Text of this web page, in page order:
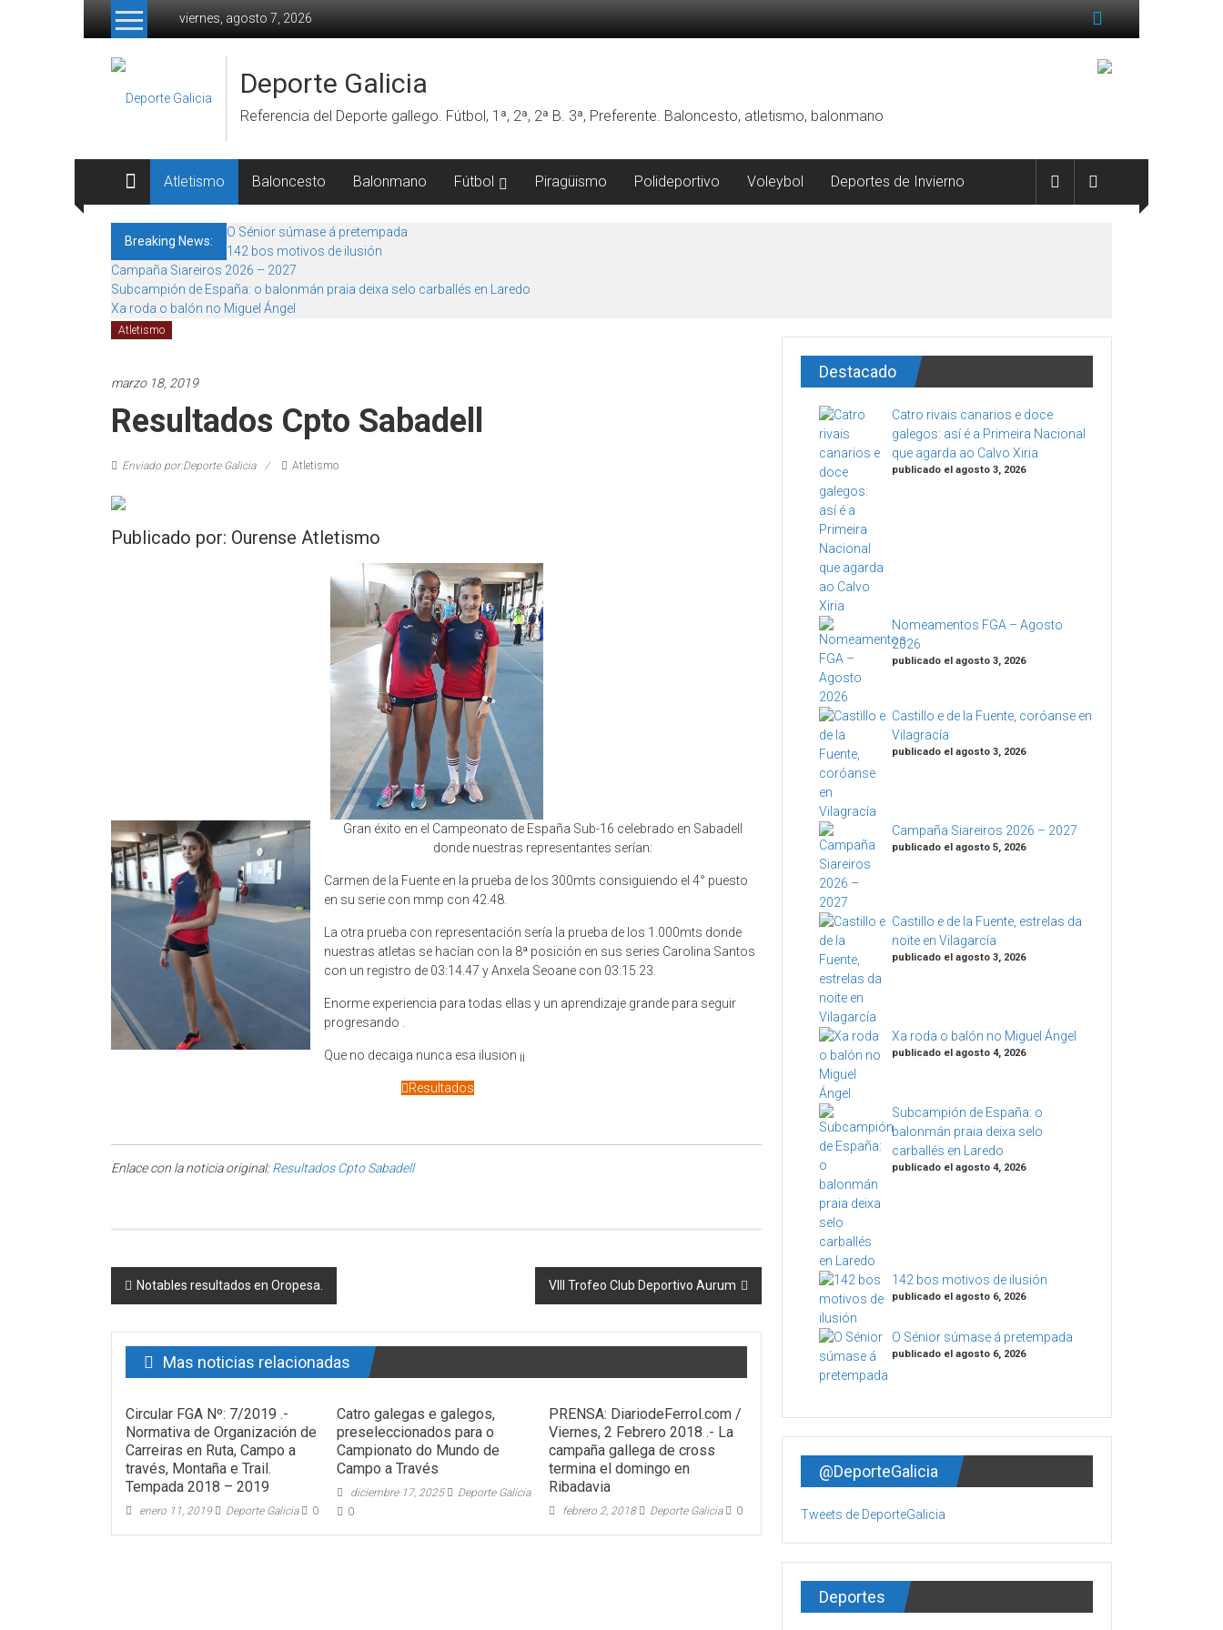
Skip to content
viernes, agosto 7, 2026
Deporte Galicia
Referencia del Deporte gallego. Fútbol, 1ª, 2ª, 2ª B. 3ª, Preferente. Baloncesto, atletismo, balonmano
Atletismo Baloncesto Balonmano Fútbol Piragüismo Polideportivo Voleybol Deportes de Invierno
Breaking News:
O Sénior súmase á pretempada
142 bos motivos de ilusión
Campaña Siareiros 2026 – 2027
Subcampión de España: o balonmán praia deixa selo carballés en Laredo
Xa roda o balón no Miguel Ángel
Atletismo
marzo 18, 2019
Resultados Cpto Sabadell
Enviado por:Deporte Galicia Atletismo
Publicado por: Ourense Atletismo
Gran éxito en el Campeonato de España Sub-16 celebrado en Sabadell
donde nuestras representantes serían:
Carmen de la Fuente en la prueba de los 300mts consiguiendo el 4° puesto
en su serie con mmp con 42.48.
La otra prueba con representación sería la prueba de los 1.000mts donde
nuestras atletas se hacían con la 8ª posición en sus series Carolina Santos
con un registro de 03:14.47 y Anxela Seoane con 03:15.23.
Enorme experiencia para todas ellas y un aprendizaje grande para seguir
progresando .
Que no decaiga nunca esa ilusion ¡¡
Resultados
Enlace con la noticia original:Resultados Cpto Sabadell
Post navigation
Notables resultados en Oropesa. VIII Trofeo Club Deportivo Aurum
Mas noticias relacionadas
Circular FGA Nº: 7/2019 .-
Normativa de Organización de
Carreiras en Ruta, Campo a
través, Montaña e Trail.
Tempada 2018 – 2019
enero 11, 2019 Deporte Galicia 0
Catro galegas e galegos,
preseleccionados para o
Campionato do Mundo de
Campo a Través
diciembre 17, 2025
Deporte Galicia
0
PRENSA: DiariodeFerrol.com /
Viernes, 2 Febrero 2018 .- La
campaña gallega de cross
termina el domingo en
Ribadavia
febrero 2, 2018 Deporte Galicia 0
Destacado
Catro rivais canarios e doce
galegos: así é a Primeira Nacional
que agarda ao Calvo Xiria
publicado el agosto 3, 2026
Nomeamentos FGA – Agosto
2026
publicado el agosto 3, 2026
Castillo e de la Fuente, coróanse en
Vilagracía
publicado el agosto 3, 2026
Campaña Siareiros 2026 – 2027
publicado el agosto 5, 2026
Castillo e de la Fuente, estrelas da
noite en Vilagarcía
publicado el agosto 3, 2026
Xa roda o balón no Miguel Ángel
publicado el agosto 4, 2026
Subcampión de España: o
balonmán praia deixa selo
carballés en Laredo
publicado el agosto 4, 2026
142 bos motivos de ilusión
publicado el agosto 6, 2026
O Sénior súmase á pretempada
publicado el agosto 6, 2026
@DeporteGalicia
Tweets de DeporteGalicia
Deportes